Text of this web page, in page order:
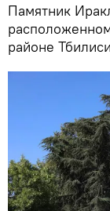
Памятник
районе